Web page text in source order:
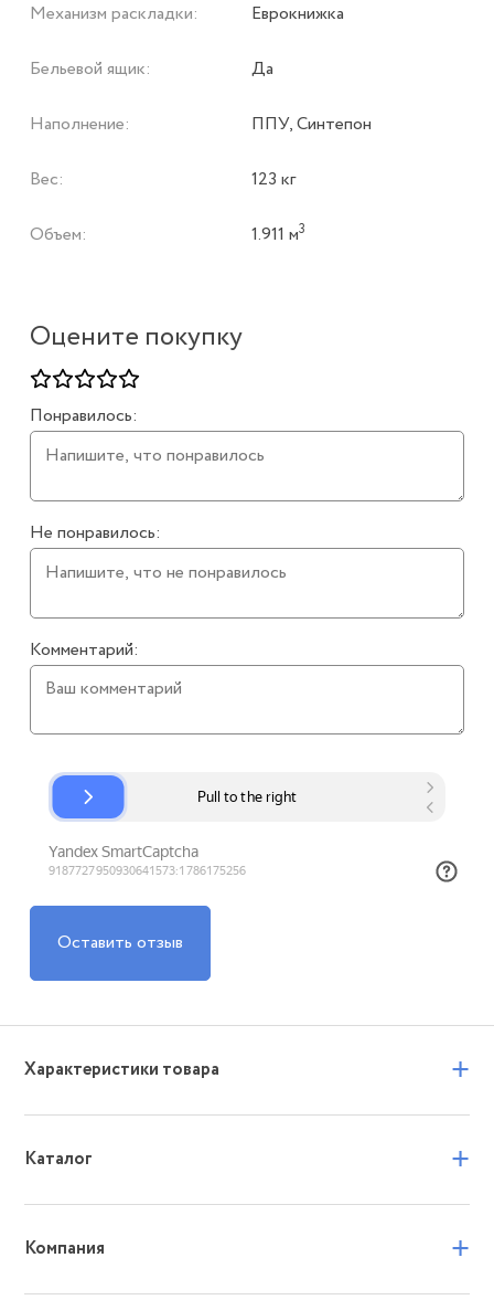
Оцените покупку
Понравилось:
Не понравилось:
Комментарий:
Оставить отзыв
Механизм раскладки: Еврокнижка
Бельевой ящик: Да
Наполнение: ППУ, Синтепон
Вес: 123 кг
Объем: 1.911 м3
Характеристики товара +
Каталог +
Компания +